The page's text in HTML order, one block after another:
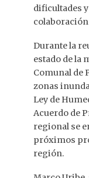
dificultades
Durante la
estado de la
Comunal de
zonas
Ley de
Acuerdo de
regional se
próximos
región.